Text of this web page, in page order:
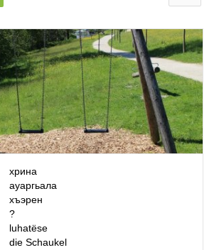
хрина
ауаргьала
хъэрен
?
luhatëse
die Schaukel